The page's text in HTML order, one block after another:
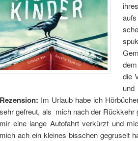
die
und
Rezension: Im Urlaub habe ich
sehr gefreut, als mich nach der Rückkehr
mir eine lange Autofahrt verkürzt und
mich ach ein kleines bisschen gegruselt